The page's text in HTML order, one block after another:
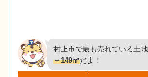
村上市で最も売れている土
～149㎡だよ！